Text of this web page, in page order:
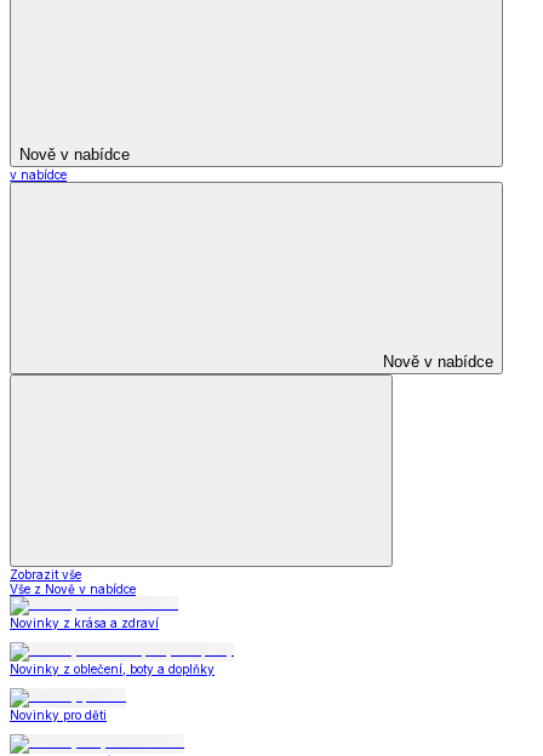
Nově v nabídce
v nabídce
Nově v nabídce
Zobrazit vše
Vše z Nově v nabídce
Novinky z krása a zdraví
Novinky z oblečení, boty a doplňky
Novinky pro děti